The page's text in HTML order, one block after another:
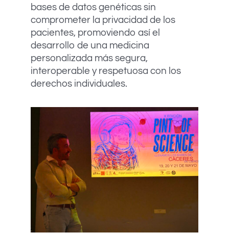
bases de datos genéticas sin
comprometer la privacidad de los
pacientes, promoviendo así el
desarrollo de una medicina
personalizada más segura,
interoperable y respetuosa con los
derechos individuales.